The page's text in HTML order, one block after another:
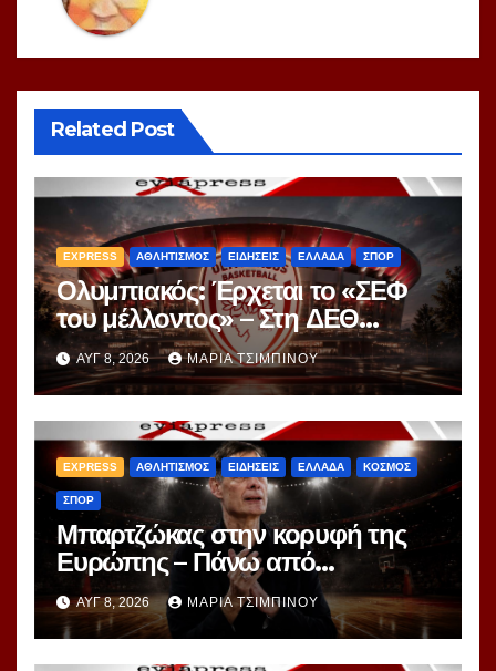
Related Post
EXPRESS ΑΘΛΗΤΙΣΜΟΣ ΕΙΔΗΣΕΙΣ ΕΛΛΑΔΑ ΣΠΟΡ
Ολυμπιακός: Έρχεται το «ΣΕΦ
του μέλλοντος» – Στη ΔΕΘ
αποκαλύπτεται το μεγάλο
project 40ετίας
ΑΥΓ 8, 2026 ΜΑΡΊΑ ΤΣΙΜΠΙΝΟΎ
EXPRESS ΑΘΛΗΤΙΣΜΟΣ ΕΙΔΗΣΕΙΣ ΕΛΛΑΔΑ ΚΟΣΜΟΣ
ΣΠΟΡ
Μπαρτζώκας στην κορυφή της
Ευρώπης – Πάνω από
Γιασικεβίτσιους και
Ομπράντοβιτς στο power
ranking!
ΑΥΓ 8, 2026 ΜΑΡΊΑ ΤΣΙΜΠΙΝΟΎ